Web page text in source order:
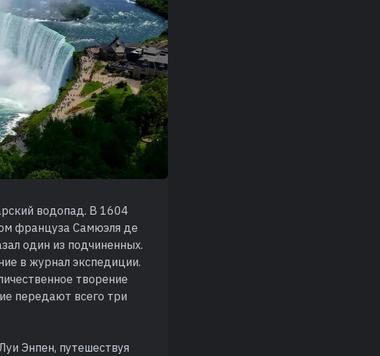
водопад. В 1604
француза Самюэля де
один из подчиненных.
в журнал экспедиции.
творение
передают всего три
Энпен, путешествуя